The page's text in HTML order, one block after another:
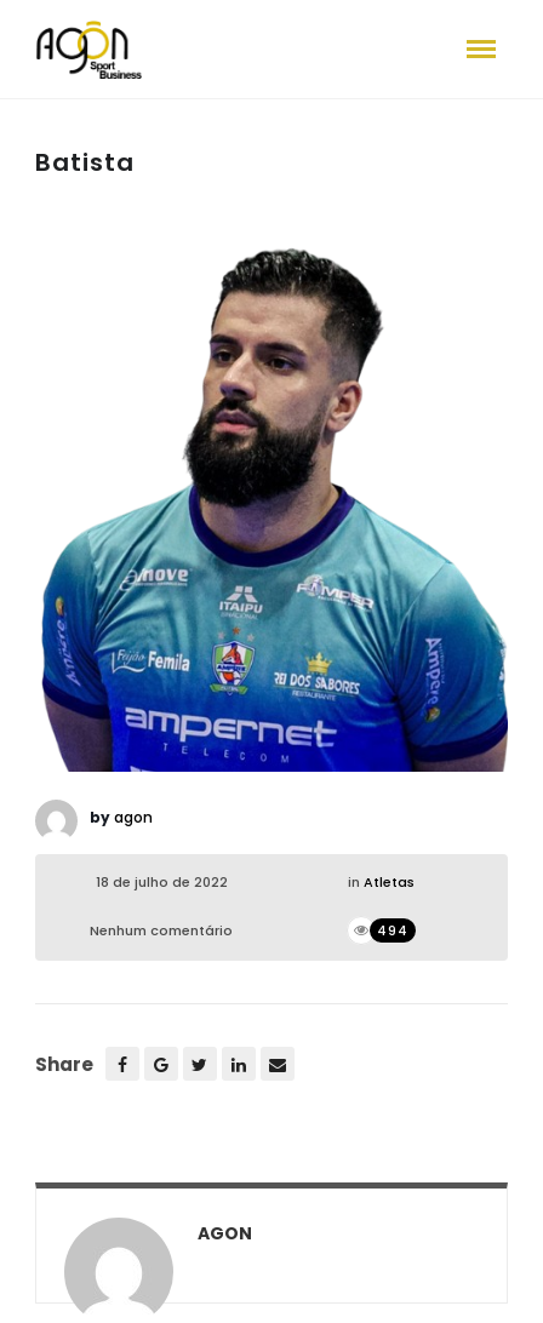
Batista
byagon
18 de julho de 2022 in Atletas
Nenhum comentário 494
Share
AGON